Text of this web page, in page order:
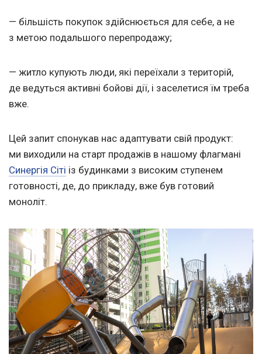
— більшість покупок здійснюється для себе, а не
з метою подальшого перепродажу;
— житло купують люди, які переїхали з територій,
де ведуться активні бойові дії, і заселетися їм треба
вже.
Цей запит спонукав нас адаптувати свій продукт:
ми виходили на старт продажів в нашому флагмані
Синергія Сіті із будинками з високим ступенем
готовності, де, до прикладу, вже був готовий
моноліт.